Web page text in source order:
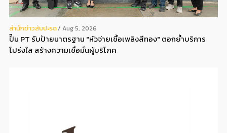
สํานักข่าวสับปะรด Aug 5, 2026
ปั๊ม PT รับป้ายมาตรฐาน "หัวจ่ายเชื้อเพลิงสีทอง" ตอกย้ำบริการ
โปร่งใส สร้างความเชื่อมั่นผู้บริโภค